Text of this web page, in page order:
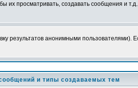
просматривать, создавать сообщения и
результатов анонимными пользователями).
и типы создаваемых тем